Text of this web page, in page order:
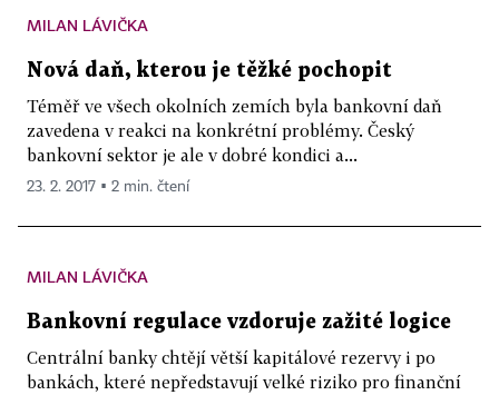
MILAN LÁVIČKA
Nová daň, kterou je těžké pochopit
Téměř ve všech okolních zemích byla bankovní daň
zavedena v reakci na konkrétní problémy. Český
bankovní sektor je ale v dobré kondici a...
23. 2. 2017 ▪ 2 min. čtení
MILAN LÁVIČKA
Bankovní regulace vzdoruje zažité logice
Centrální banky chtějí větší kapitálové rezervy i po
bankách, které nepředstavují velké riziko pro finanční